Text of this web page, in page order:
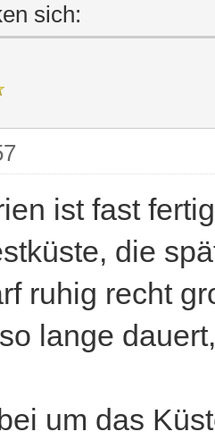
sich:
ist fast
die
ruhig recht
lange
um das